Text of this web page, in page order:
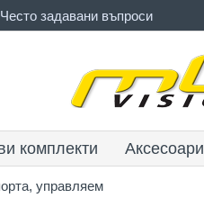
Често задавани въпроси
комплекти Аксесоари
управляем